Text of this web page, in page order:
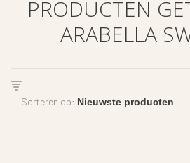
PRODUCTEN
ARABELLA
Sorteren op: